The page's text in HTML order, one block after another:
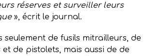
réserves et surveiller leurs
», écrit le journal.
seulement de fusils mitrailleurs, de
et de pistolets, mais aussi de de